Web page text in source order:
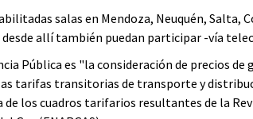
salas en Mendoza, Neuquén, Salta,
desde allí también puedan participar -vía
Pública es "la consideración de precios de
tarifas transitorias de transporte y
los cuadros tarifarios resultantes de la